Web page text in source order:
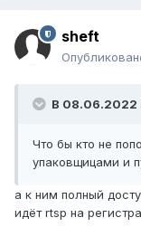
sheft
В 08.06.2022
Что бы кто не
упаковщицами и
а к ним полный
идёт rtsp на